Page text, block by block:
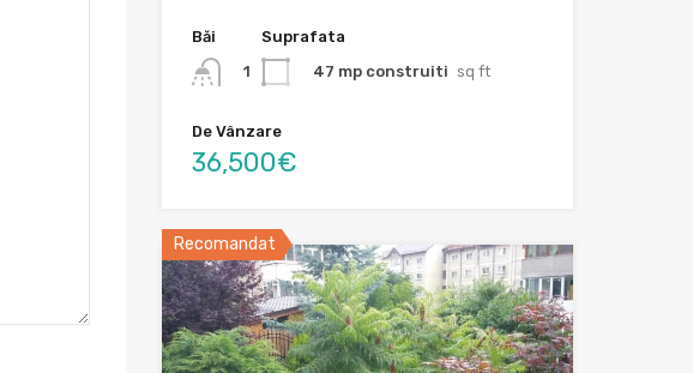
Băi
1
Suprafata
47 mp construiti sq ft
De Vânzare
36,500€
Recomandat